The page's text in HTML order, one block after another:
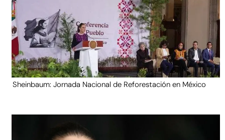
Sheinbaum: Jornada Nacional de Reforestación en México